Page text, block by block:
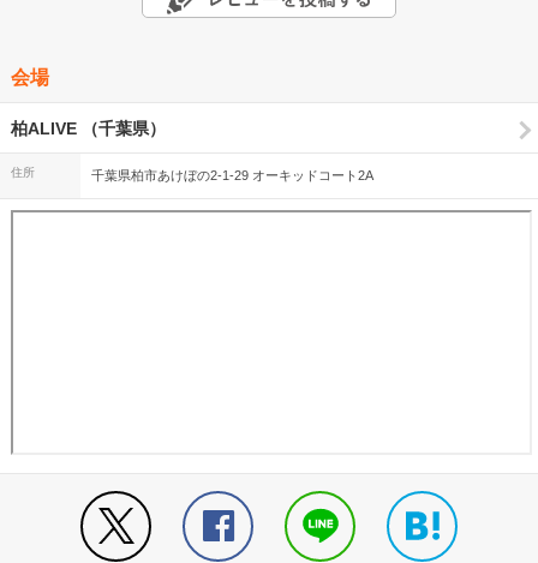
会場
柏ALIVE （千葉県）
住所 千葉県柏市あけぼの2-1-29 オーキッドコート2A